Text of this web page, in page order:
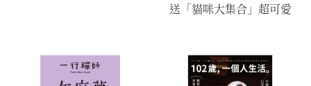
送「貓咪大集合」超可愛